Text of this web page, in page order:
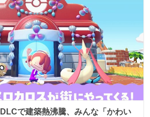
DLCで建築熱沸騰、みんな「かわい